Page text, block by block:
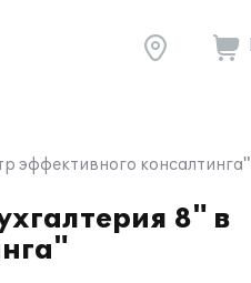
эффективного консалтинга"
8" в